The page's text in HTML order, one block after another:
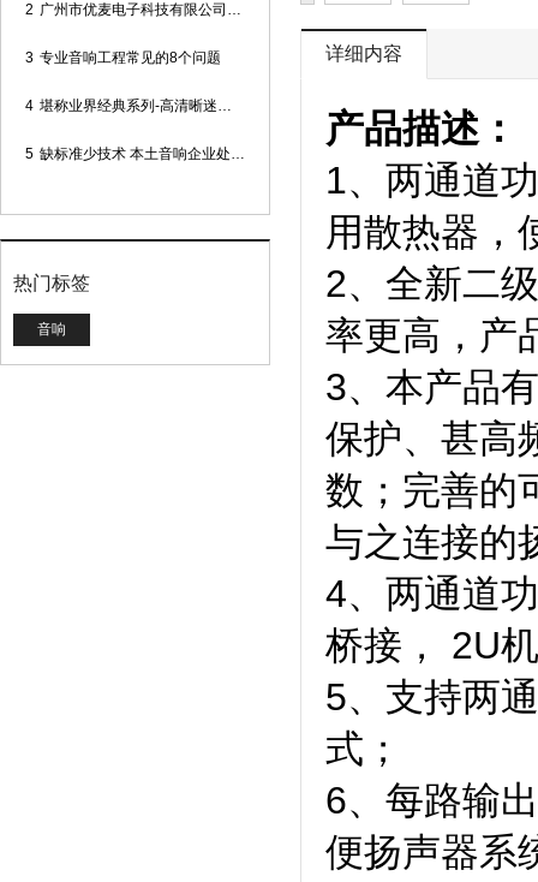
2 广州市优麦电子科技有限公司网站正式上线！
3 专业音响工程常见的8个问题
4 堪称业界经典系列-高清晰迷你型头戴话筒
5 缺标准少技术 本土音响企业处境尴尬
热门标签
音响
详细内容
产品描述：
1、两通道
用散热器，
2、全新二
率更高，产
3、本产品
保护、甚高
数；完善的
与之连接的
4、两通道
桥接， 2U
5、支持两
式；
6、每路输
便扬声器系